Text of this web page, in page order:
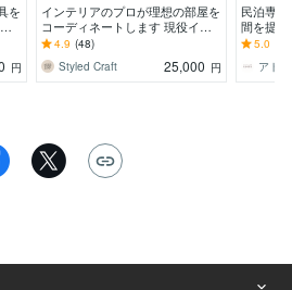
を
円
インテリアのプロが理想の部屋を
コーディネートします 現役イン
テリアコーディネーターが3Dパ
ース付きで提案します
4.9 (48)
Styled Craft
25,000 円
民泊専
間を提
P！民泊
5.0